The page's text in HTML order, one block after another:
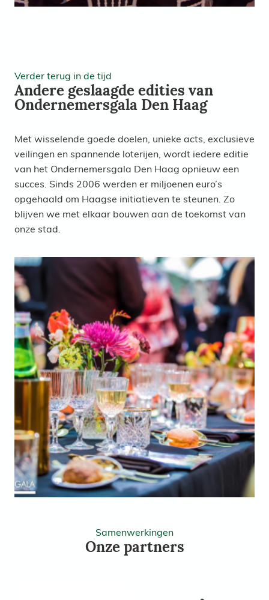
Verder terug in de tijd
Andere geslaagde edities van
Ondernemersgala Den Haag
Met wisselende goede doelen, unieke acts, exclusieve
veilingen en spannende loterijen, wordt iedere editie
van het Ondernemersgala Den Haag opnieuw een
succes. Sinds 2006 werden er miljoenen euro’s
opgehaald om Haagse initiatieven te steunen. Zo
blijven we met elkaar bouwen aan de toekomst van
onze stad.
Samenwerkingen
Onze partners